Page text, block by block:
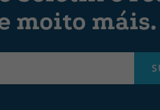
moito máis.